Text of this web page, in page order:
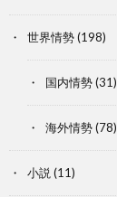
世界情勢(198)
国内情勢(31)
海外情勢(78)
小説 (11)